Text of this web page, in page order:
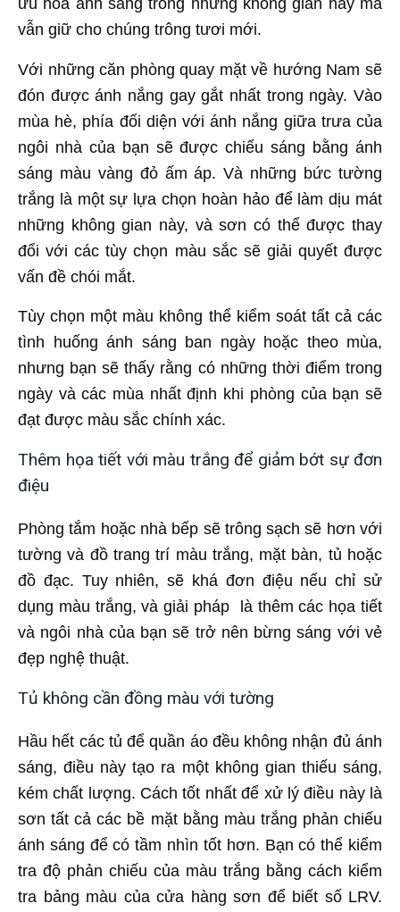
ưu hóa ánh sáng trong những không gian này mà
vẫn giữ cho chúng trông tươi mới.
Với những căn phòng quay mặt về hướng Nam sẽ
đón được ánh nắng gay gắt nhất trong ngày. Vào
mùa hè, phía đối diện với ánh nắng giữa trưa của
ngôi nhà của bạn sẽ được chiếu sáng bằng ánh
sáng màu vàng đỏ ấm áp. Và những bức tường
trắng là một sự lựa chọn hoàn hảo để làm dịu mát
những không gian này, và sơn có thể được thay
đổi với các tùy chọn màu sắc sẽ giải quyết được
vấn đề chói mắt.
Tùy chọn một màu không thể kiểm soát tất cả các
tình huống ánh sáng ban ngày hoặc theo mùa,
nhưng bạn sẽ thấy rằng có những thời điểm trong
ngày và các mùa nhất định khi phòng của bạn sẽ
đạt được màu sắc chính xác.
Thêm họa tiết với màu trắng để giảm bớt sự đơn
điệu
Phòng tắm hoặc nhà bếp sẽ trông sạch sẽ hơn với
tường và đồ trang trí màu trắng, mặt bàn, tủ hoặc
đồ đạc. Tuy nhiên, sẽ khá đơn điệu nếu chỉ sử
dụng màu trắng, và giải pháp là thêm các họa tiết
và ngôi nhà của bạn sẽ trở nên bừng sáng với vẻ
đẹp nghệ thuật.
Tủ không cần đồng màu với tường
Hầu hết các tủ để quần áo đều không nhận đủ ánh
sáng, điều này tạo ra một không gian thiếu sáng,
kém chất lượng. Cách tốt nhất để xử lý điều này là
sơn tất cả các bề mặt bằng màu trắng phản chiếu
ánh sáng để có tầm nhìn tốt hơn. Bạn có thể kiểm
tra độ phản chiếu của màu trắng bằng cách kiểm
tra bảng màu của cửa hàng sơn để biết số LRV.